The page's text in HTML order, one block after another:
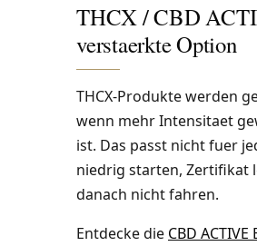
THCX / CBD
verstaerkte Option
THCX-Produkte werden
wenn mehr Intensitaet
ist. Das passt nicht fuer
niedrig starten, Zertifikat
danach nicht fahren.
Entdecke die CBD